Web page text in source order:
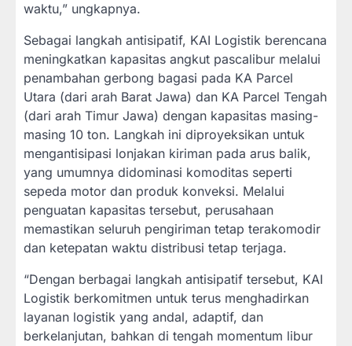
waktu,” ungkapnya.
Sebagai langkah antisipatif, KAI Logistik berencana
meningkatkan kapasitas angkut pascalibur melalui
penambahan gerbong bagasi pada KA Parcel
Utara (dari arah Barat Jawa) dan KA Parcel Tengah
(dari arah Timur Jawa) dengan kapasitas masing-
masing 10 ton. Langkah ini diproyeksikan untuk
mengantisipasi lonjakan kiriman pada arus balik,
yang umumnya didominasi komoditas seperti
sepeda motor dan produk konveksi. Melalui
penguatan kapasitas tersebut, perusahaan
memastikan seluruh pengiriman tetap terakomodir
dan ketepatan waktu distribusi tetap terjaga.
“Dengan berbagai langkah antisipatif tersebut, KAI
Logistik berkomitmen untuk terus menghadirkan
layanan logistik yang andal, adaptif, dan
berkelanjutan, bahkan di tengah momentum libur